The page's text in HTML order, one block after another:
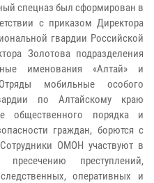
спецназ был сформирован в
с приказом Директора
гвардии Российской
Золотова подразделения
именования «Алтай» и
мобильные особого
по Алтайскому краю
общественного порядка и
граждан, борются с
ОМОН участвуют в
преступлений,
оперативных и